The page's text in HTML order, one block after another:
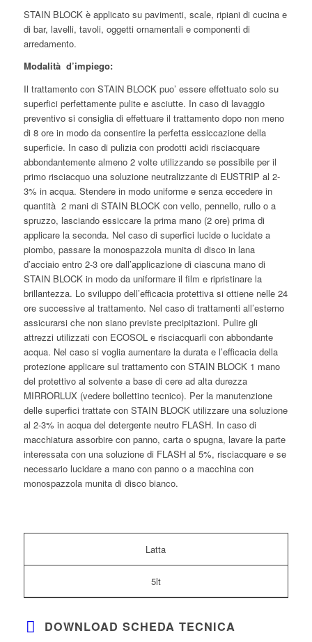
STAIN BLOCK è applicato su pavimenti, scale, ripiani di cucina e
di bar, lavelli, tavoli, oggetti ornamentali e componenti di
arredamento.
Modalità d’impiego:
Il trattamento con STAIN BLOCK puo’ essere effettuato solo su
superfici perfettamente pulite e asciutte. In caso di lavaggio
preventivo si consiglia di effettuare il trattamento dopo non meno
di 8 ore in modo da consentire la perfetta essiccazione della
superficie. In caso di pulizia con prodotti acidi risciacquare
abbondantemente almeno 2 volte utilizzando se possibile per il
primo risciacquo una soluzione neutralizzante di EUSTRIP al 2-
3% in acqua. Stendere in modo uniforme e senza eccedere in
quantità 2 mani di STAIN BLOCK con vello, pennello, rullo o a
spruzzo, lasciando essiccare la prima mano (2 ore) prima di
applicare la seconda. Nel caso di superfici lucide o lucidate a
piombo, passare la monospazzola munita di disco in lana
d’acciaio entro 2-3 ore dall’applicazione di ciascuna mano di
STAIN BLOCK in modo da uniformare il film e ripristinare la
brillantezza. Lo sviluppo dell’efficacia protettiva si ottiene nelle 24
ore successive al trattamento. Nel caso di trattamenti all’esterno
assicurarsi che non siano previste precipitazioni. Pulire gli
attrezzi utilizzati con ECOSOL e risciacquarli con abbondante
acqua. Nel caso si voglia aumentare la durata e l’efficacia della
protezione applicare sul trattamento con STAIN BLOCK 1 mano
del protettivo al solvente a base di cere ad alta durezza
MIRRORLUX (vedere bollettino tecnico). Per la manutenzione
delle superfici trattate con STAIN BLOCK utilizzare una soluzione
al 2-3% in acqua del detergente neutro FLASH. In caso di
macchiatura assorbire con panno, carta o spugna, lavare la parte
interessata con una soluzione di FLASH al 5%, risciacquare e se
necessario lucidare a mano con panno o a macchina con
monospazzola munita di disco bianco.
Latta
5lt
DOWNLOAD SCHEDA TECNICA